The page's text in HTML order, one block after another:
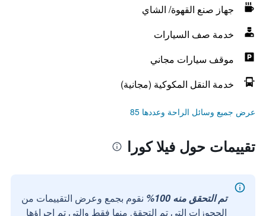
جهاز صنع القهوة/ الشاي
خدمة صف السيارات
موقف سيارات مجاني
خدمة النقل المكوكية (مجانية)
عرض جميع وسائل الراحة وعددها 85
تقييمات حول فيلا كورا
تم التحقق منه 100%
نقوم بجمع وعرض التقييمات من
الحجوزات التي تم التحقق منها فقط والتي تم إجراؤها